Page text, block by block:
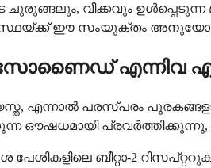
വീക്കവും
ഈ സംയുക്തം
എന്നിവ
എന്നാൽ പരസ്പരം
ഔഷധമായി പ്രവർത്തിക്കുന്നു,
ബീറ്റാ-2